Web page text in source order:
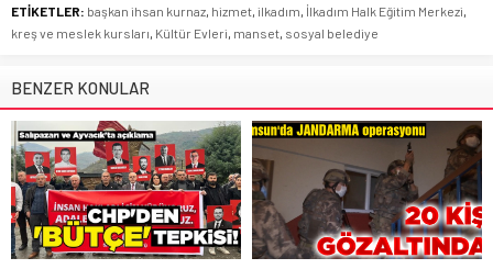
ETİKETLER: başkan ihsan kurnaz, hizmet, ilkadım, İlkadım Halk Eğitim Merkezi,
kreş ve meslek kursları, Kültür Evleri, manset, sosyal belediye
BENZER KONULAR